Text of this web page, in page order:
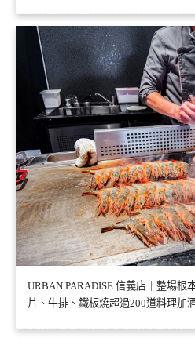
URBAN PARADISE 信義店｜整場根
片、牛排、鐵板燒超過200道料理加